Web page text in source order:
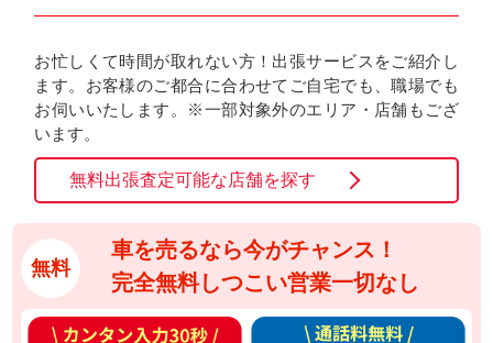
お忙しくて時間が取れない方！出張サービスをご紹介し
ます。お客様のご都合に合わせてご自宅でも、職場でも
お伺いいたします。※一部対象外のエリア・店舗もござ
います。
無料出張査定可能な店舗を探す
無料
車を売るなら今がチャンス！
完全無料しつこい営業一切なし
カ
通